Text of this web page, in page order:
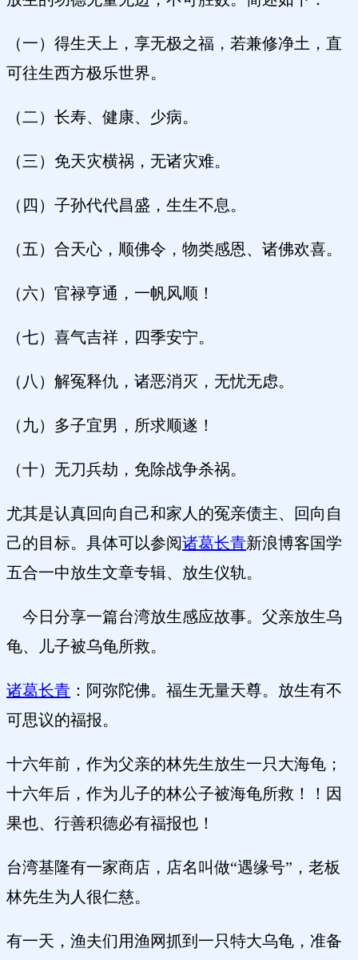
（一）得生天上，享无极之福，若兼修净土，直
可往生西方极乐世界。
（二）长寿、健康、少病。
（三）免天灾横祸，无诸灾难。
（四）子孙代代昌盛，生生不息。
（五）合天心，顺佛令，物类感恩、诸佛欢喜。
（六）官禄亨通，一帆风顺！
（七）喜气吉祥，四季安宁。
（八）解冤释仇，诸恶消灭，无忧无虑。
（九）多子宜男，所求顺遂！
（十）无刀兵劫，免除战争杀祸。
尤其是认真回向自己和家人的冤亲债主、回向自
己的目标。具体可以参阅诸葛长青新浪博客国学
五合一中放生文章专辑、放生仪轨。
今日分享一篇台湾放生感应故事。父亲放生乌
龟、儿子被乌龟所救。
诸葛长青 ：阿弥陀佛。福生无量天尊。放生有不
可思议的福报。
十六年前，作为父亲的林先生放生一只大海龟；
十六年后，作为儿子的林公子被海龟所救！！因
果也、行善积德必有福报也！
台湾基隆有一家商店，店名叫做“遇缘号”，老板
林先生为人很仁慈。
有一天，渔夫们用渔网抓到一只特大乌龟，准备